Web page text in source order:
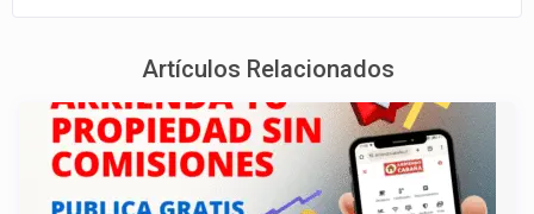
Artículos Relacionados